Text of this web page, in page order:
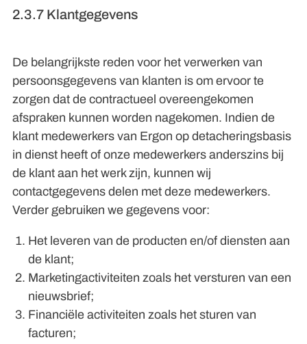
2.3.7 Klantgegevens
De belangrijkste reden voor het verwerken van
persoonsgegevens van klanten is om ervoor te
zorgen dat de contractueel overeengekomen
afspraken kunnen worden nagekomen. Indien de
klant medewerkers van Ergon op detacheringsbasis
in dienst heeft of onze medewerkers anderszins bij
de klant aan het werk zijn, kunnen wij
contactgegevens delen met deze medewerkers.
Verder gebruiken we gegevens voor:
Het leveren van de producten en/of diensten aan
de klant;
Marketingactiviteiten zoals het versturen van een
nieuwsbrief;
Financiële activiteiten zoals het sturen van
facturen;